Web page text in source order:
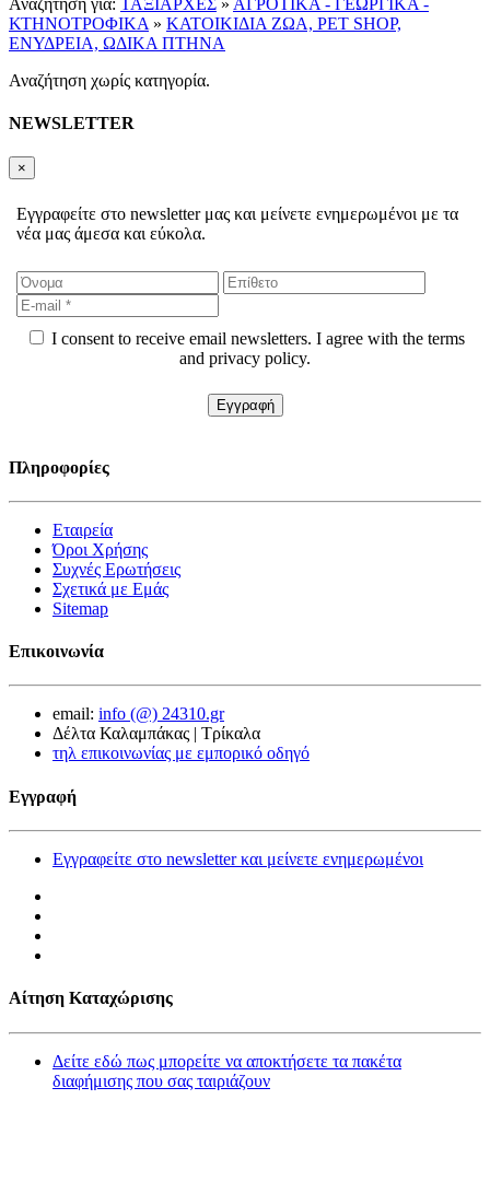
ΚΤΗΝΟΤΡΟΦΙΚΑ » ΚΑΤΟΙΚΙΔΙΑ ΖΩΑ, PET SHOP,
ΕΝΥΔΡΕΙΑ, ΩΔΙΚΑ ΠΤΗΝΑ
Αναζήτηση χωρίς κατηγορία.
NEWSLETTER
×
Εγγραφείτε στο newsletter μας και μείνετε ενημερωμένοι με τα
νέα μας άμεσα και εύκολα.
I consent to receive email newsletters. I agree with the terms
and privacy policy.
Πληροφορίες
Εταιρεία
Όροι Χρήσης
Συχνές Ερωτήσεις
Σχετικά με Εμάς
Sitemap
Επικοινωνία
email: info (@) 24310.gr
Δέλτα Καλαμπάκας | Τρίκαλα
τηλ επικοινωνίας με εμπορικό οδηγό
Εγγραφή
Εγγραφείτε στο newsletter και μείνετε ενημερωμένοι
Αίτηση Καταχώρισης
Δείτε εδώ πως μπορείτε να αποκτήσετε τα πακέτα
διαφήμισης που σας ταιριάζουν